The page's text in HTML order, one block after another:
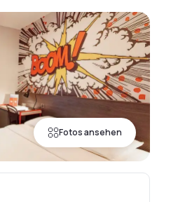
Fotos ansehen